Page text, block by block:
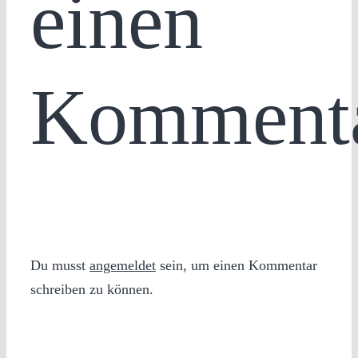
einen
Du musst angemeldet sein, um einen Kommentar
schreiben zu können.